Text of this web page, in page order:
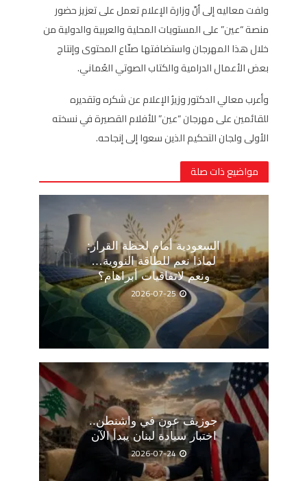
ولفت معاليه إلى أنّ وزارة الإعلام تعمل على تعزيز حضور
منصة “عين” على المستويات المحلية والعربية والدولية من
خلال هذا المهرجان واستضافتها صنّاع المحتوى وإنتاج
بعض الأعمال الدرامية والكتاب الصوتي العُماني.
وأعرب معالي الدكتور وزيرُ الإعلام عن شكره وتقديره
للقائمين على مهرجان “عين” للأفلام القصيرة في نسخته
الأولى ولجان التحكيم الذين سعوا إلى إنجاحه.
مواضيع ذات صلة
السعودية أمام لحظة القرار:
لماذا نعم للطاقة النووية…
ونعم لاتفاقيات أبراهام؟
2026-07-25
جوزيف عون في واشنطن..
اختبار سيادة لبنان يبدأ الآن
2026-07-24